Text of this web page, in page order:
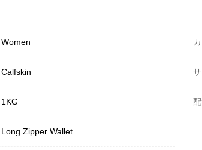
Women
Calfskin
1KG
Long Zipper Wallet